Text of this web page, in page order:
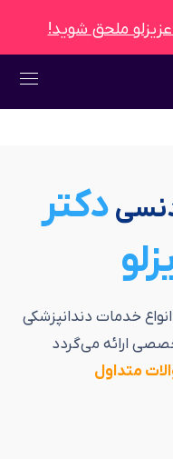
دکتر
خدمات دندانپزشکی
ارائه می‌گردد
متداول
عزیزلو ملحق شوید!